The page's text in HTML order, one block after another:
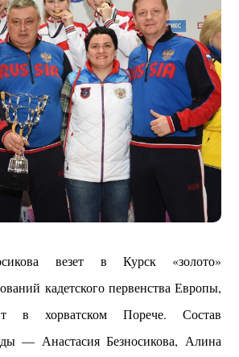
везет в Курск «золото»
кадетского первенства Европы,
в хорватском Порече. Состав
— Анастасия Безносикова, Алина